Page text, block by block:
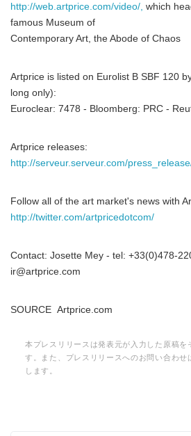
http://web.artprice.com/video/, which
famous Museum of
Contemporary Art, the Abode of Chaos
Artprice is listed on Eurolist B SBF 120
long only):
Euroclear: 7478 - Bloomberg: PRC -
Artprice releases:
http://serveur.serveur.com/
Follow all of the art market's news with
http://twitter.com/artpricedotcom/
Contact: Josette Mey - tel: +33(0)478-
ir@artprice.com
SOURCE Artprice.com
本プレスリリースは発表元が入力した原稿を
す。また、プレスリリースへのお問い合わせ
します。
Japanese
English